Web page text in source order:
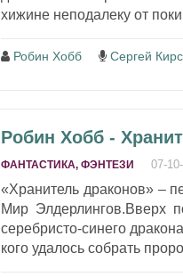
хижине неподалеку от
Робин Хобб Сергей
Робин Хобб -
ФАНТАСТИКА, ФЭНТЕЗИ 07-
«Хранитель драконов» –
Мир Элдерлингов.Вверх
серебристо-синего
кого удалось собрать